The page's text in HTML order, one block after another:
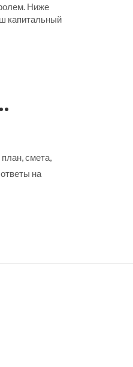
Ниже
капитальный
смета,
на